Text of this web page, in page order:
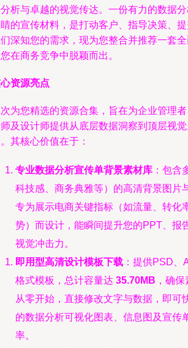
析与卓越的视觉传达。一份有力的数据
的宣传材料，是打动客户、指导决策、
深知您的需求，现为您整合并推荐一套
在商务竞争中脱颖而出。
资源亮点
为您精选的资源合集，旨在为企业管理
及设计师提供从底层数据洞察到顶层视
其核心价值在于：
专业数据分析宣传单背景素材库 ：包含
科技感、商务典雅等）的高清背景图片
专为展示电商关键指标（如流量、转化
势）而设计，能瞬间提升您的PPT、报
视觉冲击力。
即用型高清设计模板下载 ：提供PSD
格式模板，总计容量达 35.70MB ，确
从零开始，直接修改文字与数据，即可
的数据分析可视化图表、信息图及宣传
率。